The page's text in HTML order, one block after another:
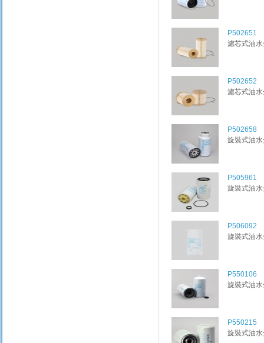
P502651
濾芯式油
P502652
濾芯式油
P502658
旋裝式油
P505961
旋裝式油
P506092
旋裝式油
P550106
旋裝式油
P550215
旋裝式油